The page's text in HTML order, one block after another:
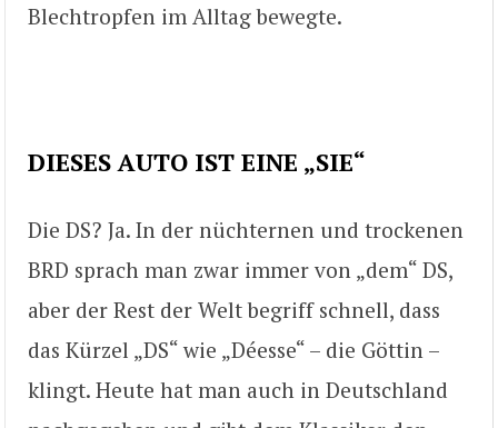
Blechtropfen im Alltag bewegte.
DIESES AUTO IST EINE „SIE“
Die DS? Ja. In der nüchternen und trockenen
BRD sprach man zwar immer von „dem“ DS,
aber der Rest der Welt begriff schnell, dass
das Kürzel „DS“ wie „Déesse“ – die Göttin –
klingt. Heute hat man auch in Deutschland